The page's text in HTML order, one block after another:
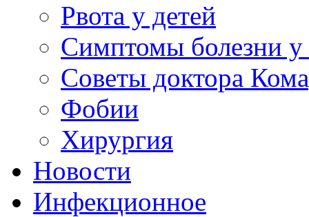
Рвота у детей
Симптомы болезни у
Советы доктора
Фобии
Хирургия
Новости
Инфекционное